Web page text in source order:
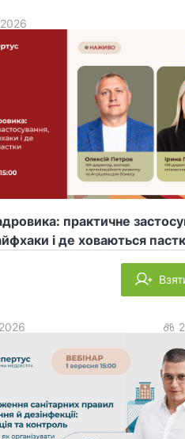
практичне
і де ховаються